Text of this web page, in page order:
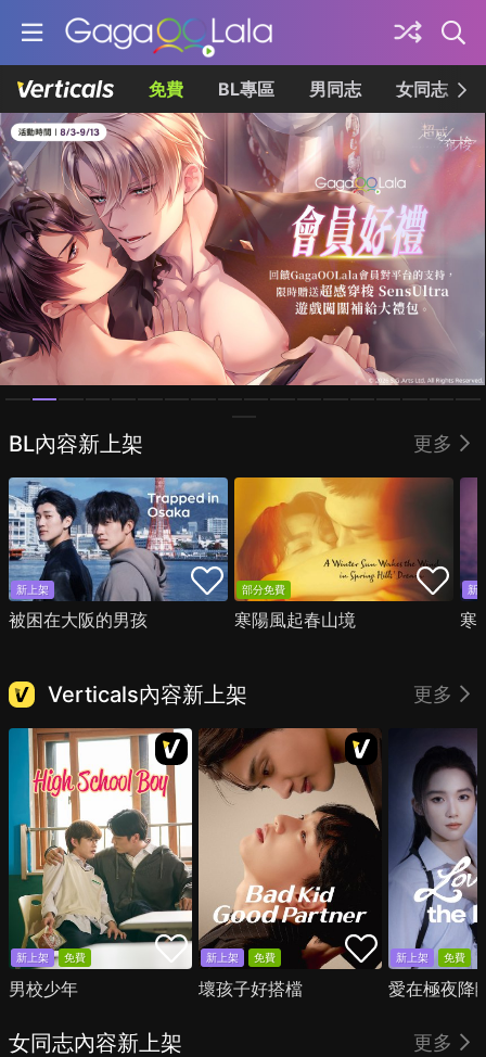
免費 BL專區 男同志 女同志
Homepage
BL內容新上架 更多
新上架
被困在大阪的男孩
部分免費
寒陽風起春山境
新
寒
Verticals內容新上架 更多
新上架 免費
男校少年
新上架 免費
壞孩子好搭檔
新上架 免費
愛在極夜降
女同志內容新上架 更多